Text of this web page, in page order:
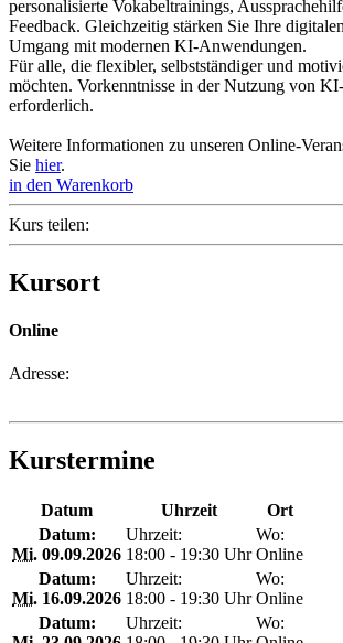
personalisierte Vokabeltrainings,
Feedback. Gleichzeitig stärken Sie Ihre
Umgang mit modernen KI-Anwendungen.
Für alle, die flexibler, selbstständiger und
möchten. Vorkenntnisse in der Nutzung von
erforderlich.
Weitere Informationen zu unseren Online-
Sie hier.
in den Warenkorb
Kurs teilen:
Kursort
Online
Adresse:
Kurstermine
Datum Uhrzeit
Ort
Datum:
Mi. 09.09.2026
Uhrzeit:
18:00 - 19:30 Uhr
Wo:
Online
Datum:
Mi. 16.09.2026
Uhrzeit:
18:00 - 19:30 Uhr
Wo:
Online
Datum:
Uhrzeit:
Wo: